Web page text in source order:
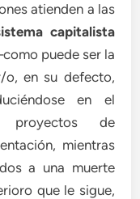
atienden a las
capitalista
puede ser la
o, en su defecto,
en el
proyectos de
mientras
a una muerte
que le sigue,